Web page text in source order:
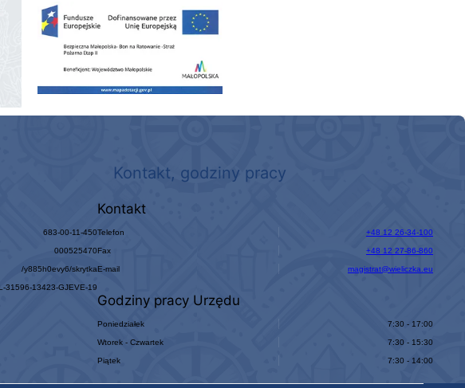
Zakup fabrycznie nowego, średniego samochodu ratowniczo-gaśniczego z napędem 4x4 dla OSP Kokotów
683-00-11-450
000525470
/y885h0evy6/skrytka
31596-13423-GJEVE-19
Kontakt, godziny pracy
Kontakt
Telefon +48 12 26-34-100
Fax +48 12 27-86-860
E-mail magistrat@wieliczka.eu
Godziny pracy Urzędu
Poniedziałek 7:30 - 17:00
Wtorek - Czwartek 7:30 - 15:30
Piątek 7:30 - 14:00